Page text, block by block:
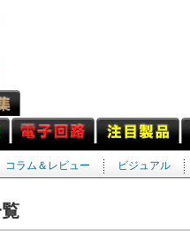
コラム＆レビュー ビジュアル